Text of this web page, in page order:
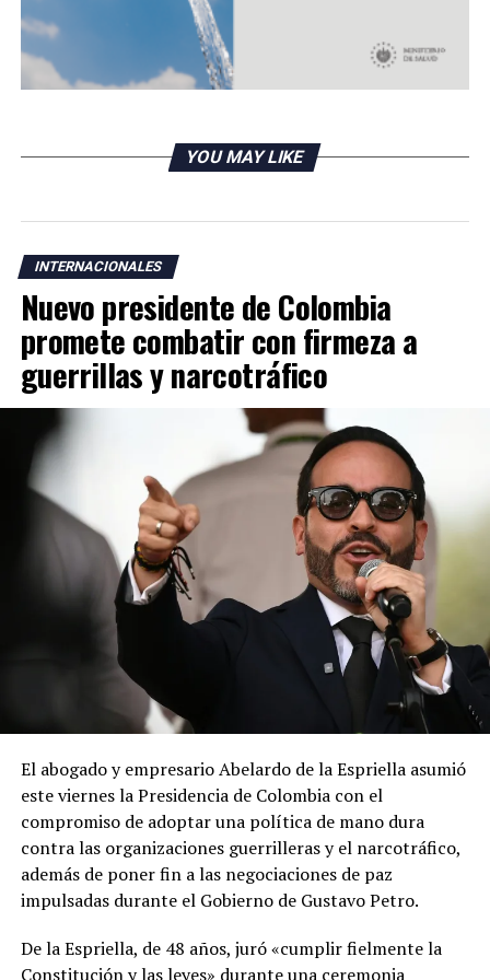
YOU MAY LIKE
INTERNACIONALES
Nuevo presidente de Colombia
promete combatir con firmeza a
guerrillas y narcotráfico
El abogado y empresario Abelardo de la Espriella asumió
este viernes la Presidencia de Colombia con el
compromiso de adoptar una política de mano dura
contra las organizaciones guerrilleras y el narcotráfico,
además de poner fin a las negociaciones de paz
impulsadas durante el Gobierno de Gustavo Petro.
De la Espriella, de 48 años, juró «cumplir fielmente la
Constitución y las leyes» durante una ceremonia